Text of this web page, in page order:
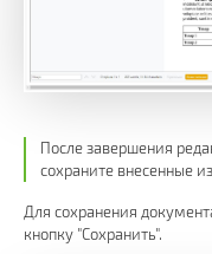
После завершения
сохраните внесенные
Для сохранения
кнопку "Сохранить".